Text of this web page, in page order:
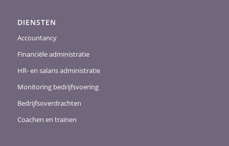
DIENSTEN
Accountancy
Financiële administratie
HR- en salaris administratie
Monitoring bedrijfsvoering
Bedrijfsoverdrachten
Coachen en trainen